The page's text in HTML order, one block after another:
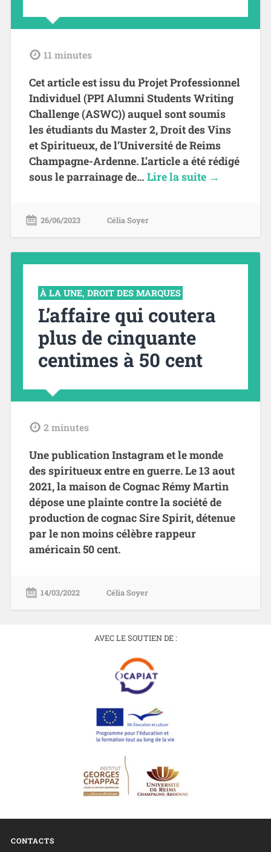
tdl 11 minutes
Cet article est issu du Projet Professionnel
Individuel (PPI Alumni Students Writing
Challenge (ASWC)) auquel sont soumis
les étudiants du Master 2, Droit des Vins
et Spiritueux, de l’Université de Reims
Champagne-Ardenne. L’article a été rédigé
sous le parrainage de… Lire la suite →
26/06/2023 Célia Soyer
À LA UNE, DROIT DES MARQUES
L’affaire qui coutera
plus de cinquante
centimes à 50 cent
tdl 2 minutes
Une publication Instagram et le monde
des spiritueux entre en guerre. Le 13 aout
2021, la maison de Cognac Rémy Martin
dépose une plainte contre la société de
production de cognac Sire Spirit, détenue
par le non moins célèbre rappeur
américain 50 cent.
14/03/2022 Célia Soyer
AVEC LE SOUTIEN DE :
CONTACTS